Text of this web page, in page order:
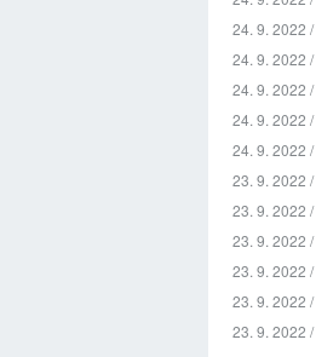
24. 9. 2022 /
24. 9. 2022 /
24. 9. 2022 /
24. 9. 2022 /
24. 9. 2022 /
23. 9. 2022 /
23. 9. 2022 /
23. 9. 2022 /
23. 9. 2022 /
23. 9. 2022 /
23. 9. 2022 /